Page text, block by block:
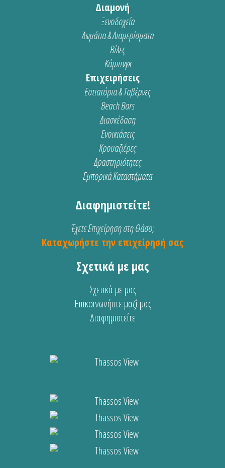
Διαμονή
Ξενοδοχεία
Δωμάτια & Διαμερίσματα
Βίλες
Κάμπινγκ
Επιχειρήσεις
Εστιατόρια & Ταβέρνες
Beach Bars
Διασκέδαση
Ενοικιάσεις
Κρουαζιέρες
Δραστηριότητες
Εμπορικά Καταστήματα
Διαφημιστείτε!
Έχετε Επιχείρηση στη Θάσο;
Καταχωρήστε την επιχείρησή σας
Σχετικά με μας
Σχετικά με μας
Επικοινωνήστε μαζί μας
Διαφημιστείτε